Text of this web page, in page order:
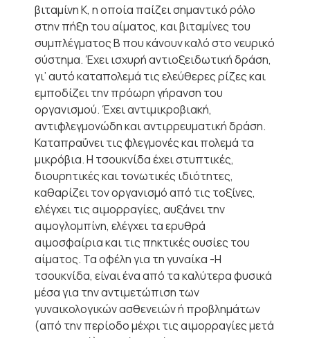
βιταμίνη Κ, η οποία παίζει σημαντικό ρόλο
στην πήξη του αίματος, και βιταμίνες του
συμπλέγματος Β που κάνουν καλό στο νευρικό
σύστημα. Έχει ισχυρή αντιοξειδωτική δράση,
γι’ αυτό καταπολεμά τις ελεύθερες ρίζες και
εμποδίζει την πρόωρη γήρανση του
οργανισμού. Έχει αντιμικροβιακή,
αντιφλεγμονώδη και αντιρρευματική δράση.
Καταπραΰνει τις φλεγμονές και πολεμά τα
μικρόβια. Η τσουκνίδα έχει στυπτικές,
διουρητικές και τονωτικές ιδιότητες,
καθαρίζει τον οργανισμό από τις τοξίνες,
ελέγχει τις αιμορραγίες, αυξάνει την
αιμογλομπίνη, ελέγχει τα ερυθρά
αιμοσφαίρια και τις πηκτικές ουσίες του
αίματος. Τα οφέλη για τη γυναίκα -Η
τσουκνίδα, είναι ένα από τα καλύτερα φυσικά
μέσα για την αντιμετώπιση των
γυναικολογικών ασθενειών ή προβλημάτων
(από την περίοδο μέχρι τις αιμορραγίες μετά